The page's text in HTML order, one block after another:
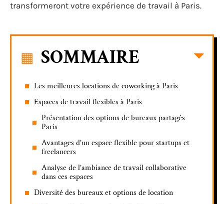
transformeront votre expérience de travail à Paris.
SOMMAIRE
Les meilleures locations de coworking à Paris
Espaces de travail flexibles à Paris
Présentation des options de bureaux partagés
Paris
Avantages d’un espace flexible pour startups et
freelancers
Analyse de l’ambiance de travail collaborative
dans ces espaces
Diversité des bureaux et options de location